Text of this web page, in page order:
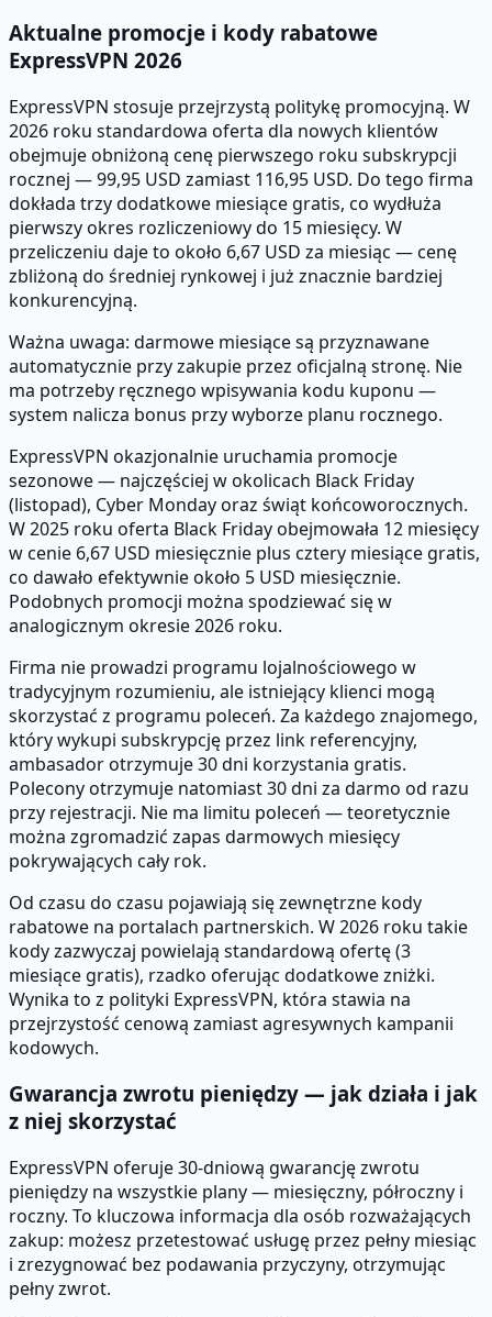
Aktualne promocje i kody rabatowe
ExpressVPN 2026
ExpressVPN stosuje przejrzystą politykę promocyjną. W
2026 roku standardowa oferta dla nowych klientów
obejmuje obniżoną cenę pierwszego roku subskrypcji
rocznej — 99,95 USD zamiast 116,95 USD. Do tego firma
dokłada trzy dodatkowe miesiące gratis, co wydłuża
pierwszy okres rozliczeniowy do 15 miesięcy. W
przeliczeniu daje to około 6,67 USD za miesiąc — cenę
zbliżoną do średniej rynkowej i już znacznie bardziej
konkurencyjną.
Ważna uwaga: darmowe miesiące są przyznawane
automatycznie przy zakupie przez oficjalną stronę. Nie
ma potrzeby ręcznego wpisywania kodu kuponu —
system nalicza bonus przy wyborze planu rocznego.
ExpressVPN okazjonalnie uruchamia promocje
sezonowe — najczęściej w okolicach Black Friday
(listopad), Cyber Monday oraz świąt końcoworocznych.
W 2025 roku oferta Black Friday obejmowała 12 miesięcy
w cenie 6,67 USD miesięcznie plus cztery miesiące gratis,
co dawało efektywnie około 5 USD miesięcznie.
Podobnych promocji można spodziewać się w
analogicznym okresie 2026 roku.
Firma nie prowadzi programu lojalnościowego w
tradycyjnym rozumieniu, ale istniejący klienci mogą
skorzystać z programu poleceń. Za każdego znajomego,
który wykupi subskrypcję przez link referencyjny,
ambasador otrzymuje 30 dni korzystania gratis.
Polecony otrzymuje natomiast 30 dni za darmo od razu
przy rejestracji. Nie ma limitu poleceń — teoretycznie
można zgromadzić zapas darmowych miesięcy
pokrywających cały rok.
Od czasu do czasu pojawiają się zewnętrzne kody
rabatowe na portalach partnerskich. W 2026 roku takie
kody zazwyczaj powielają standardową ofertę (3
miesiące gratis), rzadko oferując dodatkowe zniżki.
Wynika to z polityki ExpressVPN, która stawia na
przejrzystość cenową zamiast agresywnych kampanii
kodowych.
Gwarancja zwrotu pieniędzy — jak działa i jak
z niej skorzystać
ExpressVPN oferuje 30-dniową gwarancję zwrotu
pieniędzy na wszystkie plany — miesięczny, półroczny i
roczny. To kluczowa informacja dla osób rozważających
zakup: możesz przetestować usługę przez pełny miesiąc
i zrezygnować bez podawania przyczyny, otrzymując
pełny zwrot.